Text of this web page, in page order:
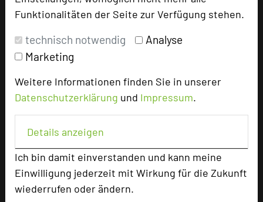
Funktionalitäten der Seite zur Verfügung stehen.
technisch notwendig
Analyse
Marketing
Weitere Informationen finden Sie in unserer
Datenschutzerklärung und Impressum.
Details anzeigen
Ich bin damit einverstanden und kann meine
Einwilligung jederzeit mit Wirkung für die Zukunft
wiederrufen oder ändern.
Parlamentarisch
Reihenbestuhlung
100
Tagungsräume
Ausstellungsfläche
Zimmer
Doppelzimmer
Besonders geeignet für
Seminar, Konferenz, Klausur, Kreativprozesse